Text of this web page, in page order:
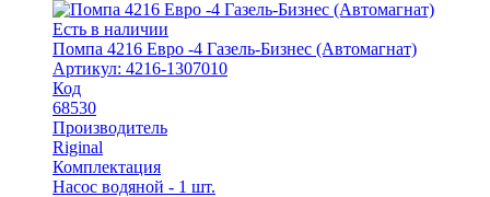
Есть в наличии
Помпа 4216 Евро -4 Газель-Бизнес (Автомагнат)
Артикул: 4216-1307010
Код
68530
Производитель
Riginal
Комплектация
Насос водяной - 1 шт.